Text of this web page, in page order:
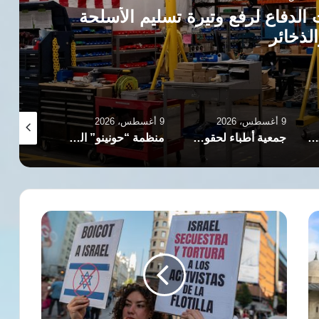
لحقوق الإنسان: عوائق إدارية تحرم
المهاجرين من مقاعد الدراسة
جمعية أطباء لحقوق الإنسان تكشف انتهاكات مروعة تعرض لها الطبيب حسام أبو صفية
9 أغسطس، 2026
منظمة “حونينو” القانونية الإسرائيلية تكشف شبكة الدعم المالي للمستوطنين في الضفة الغربية
9 أغسطس، 2026
الجيش اللبناني يكشف تفاصيل إصابة ثلاثة عسكريين في عمليات تفكيك ذخائر
انتهاكات
إيتمار
بن
غفير
في
أسطول
الصمود